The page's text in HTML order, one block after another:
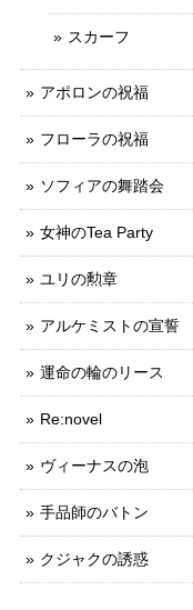
スカーフ
アポロンの祝福
フローラの祝福
ソフィアの舞踏会
女神のTea Party
ユリの勲章
アルケミストの宣誓
運命の輪のリース
Re:novel
ヴィーナスの泡
手品師のバトン
クジャクの誘惑